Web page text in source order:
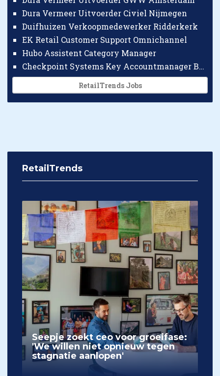
Dura Vermeer Uitvoerder Civiel Nijmegen
Duifhuizen Verkoopmedewerker Ridderkerk
EK Retail Customer Support Omnichannel
Hubo Assistent Category Manager
Checkpoint Systems Key Accountmanager Benelux
RetailTrends Jobs
RetailTrends
Seepje zoekt ceo voor groeifase:
'We willen niet opnieuw tegen
stagnatie aanlopen'